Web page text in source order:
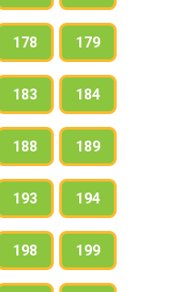
178 179
183 184
188 189
193 194
198 199